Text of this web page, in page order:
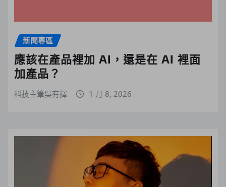
新聞專區
應該在產品裡加 AI，還是在 AI 裡面
加產品？
科技主筆吳有擇 1 月 8, 2026